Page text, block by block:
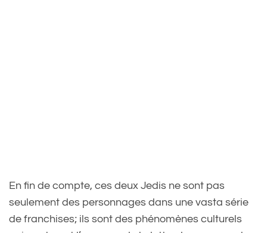
En fin de compte, ces deux Jedis ne sont pas
seulement des personnages dans une vasta série
de franchises; ils sont des phénomènes culturels